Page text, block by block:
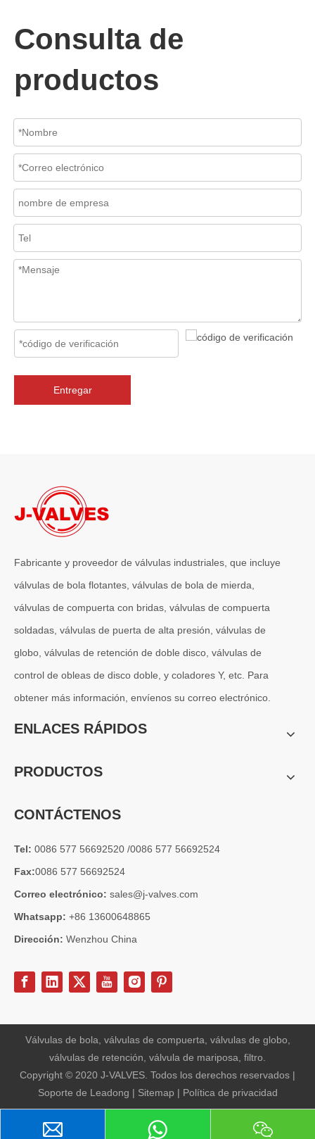
2026-07-06
Mecanismo de separación de flujo en filtros de cesta
En los sistemas de tuberías industriales, mantener la calidad del
2026-07-04
En sistemas de tuberías criogénicas y de baja temperatura, los
Las válvulas de compuerta son una de las válvulas de
Consulta de
productos
Entregar
Fabricante y proveedor de válvulas industriales, que incluye
válvulas de bola flotantes, válvulas de bola de mierda,
válvulas de compuerta con bridas, válvulas de compuerta
soldadas, válvulas de puerta de alta presión, válvulas de
globo, válvulas de retención de doble disco, válvulas de
control de obleas de disco doble, y coladores Y, etc. Para
obtener más información, envíenos su correo electrónico.
ENLACES RÁPIDOS
PRODUCTOS
CONTÁCTENOS
Tel: 0086 577 56692520 /0086 577 56692524
Fax:0086 577 56692524
Correo electrónico: sales@j-valves.com
Whatsapp: +86 13600648865
Dirección: Wenzhou China
Válvulas de bola, válvulas de compuerta, válvulas de globo,
válvulas de retención, válvula de mariposa, filtro.
Copyright © 2020 J-VALVES. Todos los derechos reservados |
Soporte de Leadong | Sitemap | Política de privacidad